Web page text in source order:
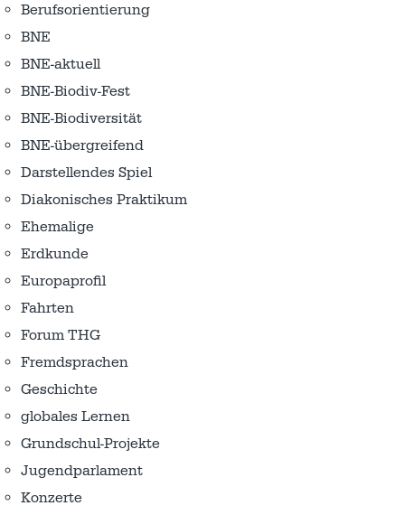
Berufsorientierung
BNE
BNE-aktuell
BNE-Biodiv-Fest
BNE-Biodiversität
BNE-übergreifend
Darstellendes Spiel
Diakonisches Praktikum
Ehemalige
Erdkunde
Europaprofil
Fahrten
Forum THG
Fremdsprachen
Geschichte
globales Lernen
Grundschul-Projekte
Jugendparlament
Konzerte